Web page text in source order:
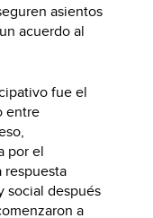
asientos
acuerdo al
fue el
entre
por el
respuesta
social después
a